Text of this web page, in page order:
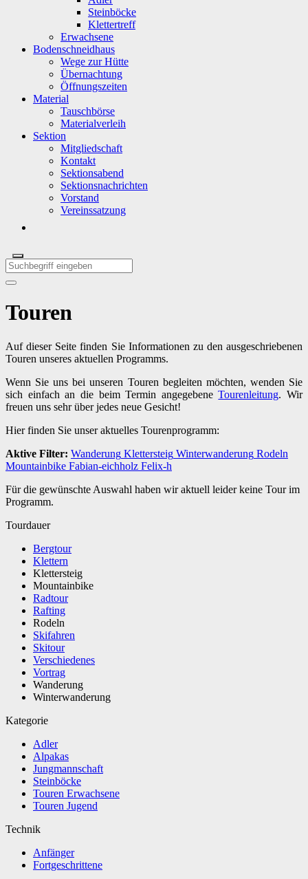
Steinböcke
Klettertreff
Erwachsene
Bodenschneidhaus
Wege zur Hütte
Übernachtung
Öffnungszeiten
Material
Tauschbörse
Materialverleih
Sektion
Mitgliedschaft
Kontakt
Sektionsabend
Sektionsnachrichten
Vorstand
Vereinssatzung
Touren
Auf dieser Seite finden Sie Informationen zu den ausgeschriebenen
Touren unseres aktuellen Programms.
Wenn Sie uns bei unseren Touren begleiten möchten, wenden Sie
sich einfach an die beim Termin angegebeneTourenleitung. Wir
freuen uns sehr über jedes neue Gesicht!
Hier finden Sie unser aktuelles Tourenprogramm:
Aktive Filter: Wanderung Klettersteig Winterwanderung Rodeln
Mountainbike Fabian-eichholz Felix-h
Für die gewünschte Auswahl haben wir aktuell leider keine Tour im
Programm.
Tourdauer
Bergtour
Klettern
Klettersteig
Mountainbike
Radtour
Rafting
Rodeln
Skifahren
Skitour
Verschiedenes
Vortrag
Wanderung
Winterwanderung
Kategorie
Adler
Alpakas
Jungmannschaft
Steinböcke
Touren Erwachsene
Touren Jugend
Technik
Anfänger
Fortgeschrittene